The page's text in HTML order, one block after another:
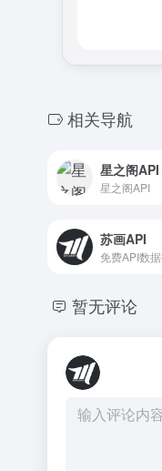
相关导航
星之阁API
星之阁API
苏画API
免费API数
暂无评论